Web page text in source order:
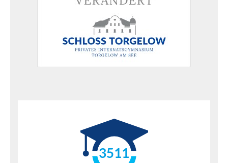
3511